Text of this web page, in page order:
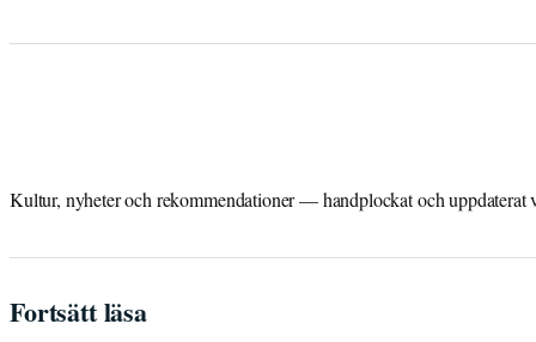
Kultur, nyheter och rekommendationer — handplockat och uppdaterat
Fortsätt läsa